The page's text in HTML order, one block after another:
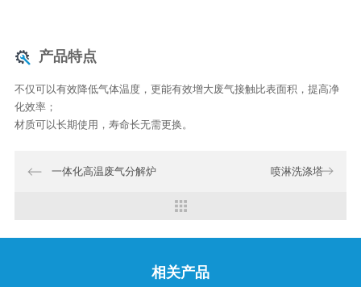
产品特点
不仅可以有效降低气体温度，更能有效增大废气接触比表面积，提高净
化效率；
材质可以长期使用，寿命长无需更换。
一体化高温废气分解炉 喷淋洗涤塔
相关产品